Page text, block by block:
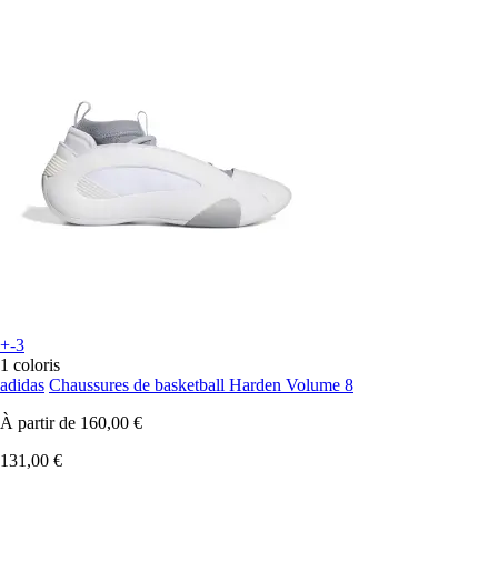
+-3
1 coloris
adidas Chaussures de basketball Harden Volume 8
À partir de 160,00 €
131,00 €